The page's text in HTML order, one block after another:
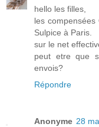
hello les filles,
les
Sulpice à Paris.
sur le net
peut etre que
envois?
Répondre
Anonyme 28